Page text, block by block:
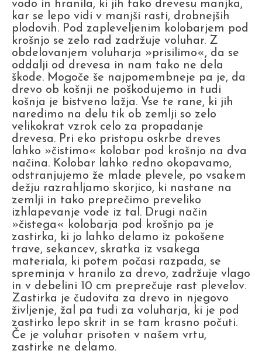
vodo in hranila, ki jih tako drevesu manjka,
kar se lepo vidi v manjši rasti, drobnejših
plodovih. Pod zapleveljenim kolobarjem pod
krošnjo se zelo rad zadržuje voluhar. Z
obdelovanjem voluharja »prisilimo«, da se
oddalji od drevesa in nam tako ne dela
škode. Mogoče še najpomembneje pa je, da
drevo ob košnji ne poškodujemo in tudi
košnja je bistveno lažja. Vse te rane, ki jih
naredimo na delu tik ob zemlji so zelo
velikokrat vzrok celo za propadanje
drevesa. Pri eko pristopu oskrbe dreves
lahko »čistimo« kolobar pod krošnjo na dva
načina. Kolobar lahko redno okopavamo,
odstranjujemo že mlade plevele, po vsakem
dežju razrahljamo skorjico, ki nastane na
zemlji in tako preprečimo preveliko
izhlapevanje vode iz tal. Drugi način
»čistega« kolobarja pod krošnjo pa je
zastirka, ki jo lahko delamo iz pokošene
trave, sekancev, skratka iz vsakega
materiala, ki potem počasi razpada, se
spreminja v hranilo za drevo, zadržuje vlago
in v debelini 10 cm preprečuje rast plevelov.
Zastirka je čudovita za drevo in njegovo
življenje, žal pa tudi za voluharja, ki je pod
zastirko lepo skrit in se tam krasno počuti.
Če je voluhar prisoten v našem vrtu,
zastirke ne delamo.